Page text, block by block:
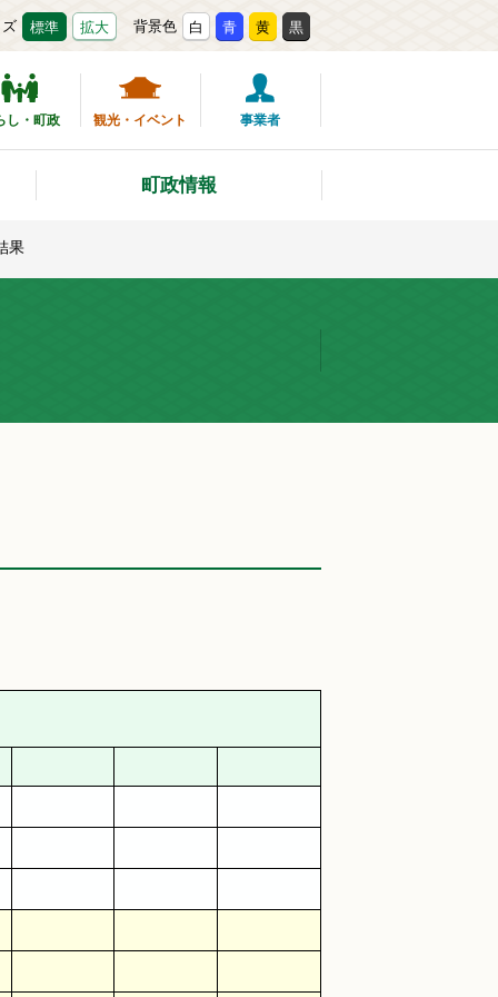
標準 拡大 背景色 白 青 黄 黒
し・町政 観光・イベント 事業者
町政情報
果